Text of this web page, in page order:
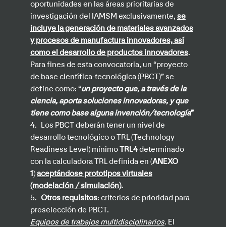
oportunidades en las áreas prioritarias de
investigación del IAMSM exclusivamente, se
incluye la generación de materiales avanzados
y procesos de manufactura innovadores, así
como el desarrollo de productos innovadores.
Para fines de esta convocatoria, un “proyecto
de base científica-tecnológica (PBCT)” se
define como: “un proyecto que, a través de la
ciencia, aporta soluciones innovadoras, y que
tiene como base alguna invención/tecnología”
4.
Los PBCT deberán tener un nivel de
desarrollo tecnológico o TRL (Technology
Readiness Level) mínimo TRL4determinado
con la calculadora TRL definida en (ANEXO
1)aceptándose prototipos virtuales
(modelación / simulación).
5. Otros requisitos: criterios de prioridad para
preselección de PBCT.
Equipos de trabajos multidisciplinarios. El